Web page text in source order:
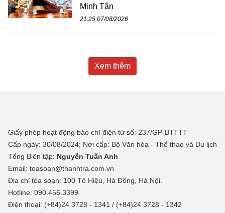
Minh Tân
21:25 07/08/2026
Xem thêm
Giấy phép hoạt động báo chí điện tử số: 237/GP-BTTTT
Cấp ngày: 30/08/2024; Nơi cấp: Bộ Văn hóa - Thể thao và Du lịch
Tổng Biên tập: Nguyễn Tuấn Anh
Email: toasoan@thanhtra.com.vn
Địa chỉ tòa soạn: 100 Tô Hiệu, Hà Đông, Hà Nội.
Hotline: 090.456.3399
Điện thoại: (+84)24 3728 - 1341 / (+84)24 3728 - 1342